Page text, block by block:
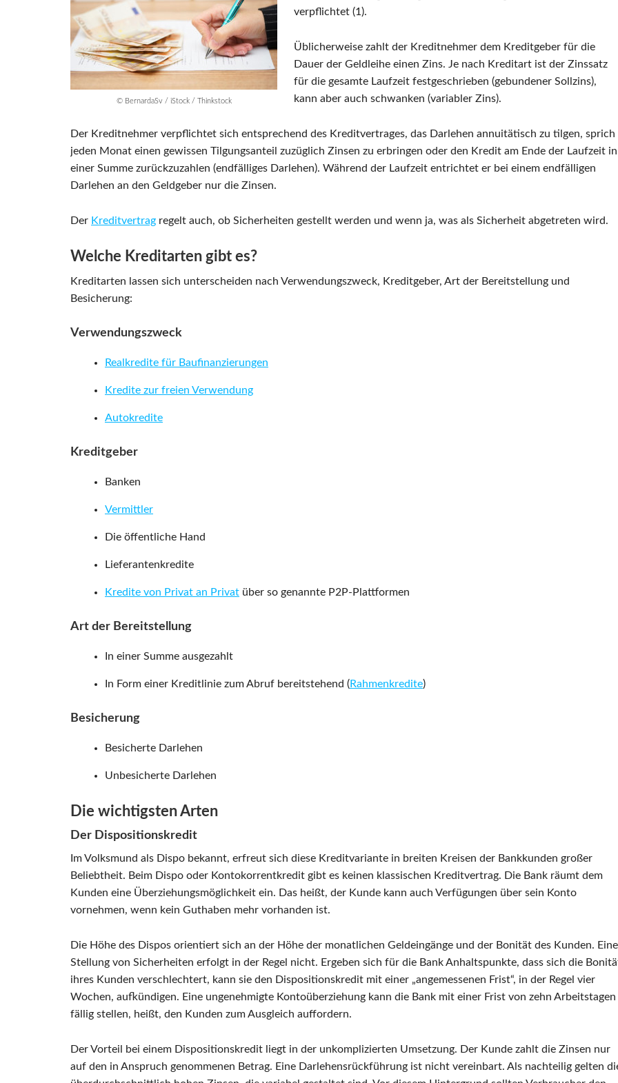
© BernardaSv / iStock / Thinkstock
verpflichtet (1).
Üblicherweise zahlt der Kreditnehmer dem Kreditgeber für die
Dauer der Geldleihe einen Zins. Je nach Kreditart ist der Zinssatz
für die gesamte Laufzeit festgeschrieben (gebundener Sollzins),
kann aber auch schwanken (variabler Zins).
Der Kreditnehmer verpflichtet sich entsprechend des Kreditvertrages, das Darlehen annuitätisch zu tilgen, sprich
jeden Monat einen gewissen Tilgungsanteil zuzüglich Zinsen zu erbringen oder den Kredit am Ende der Laufzeit in
einer Summe zurückzuzahlen (endfälliges Darlehen). Während der Laufzeit entrichtet er bei einem endfälligen
Darlehen an den Geldgeber nur die Zinsen.
Der Kreditvertrag regelt auch, ob Sicherheiten gestellt werden und wenn ja, was als Sicherheit abgetreten wird.
Welche Kreditarten gibt es?
Kreditarten lassen sich unterscheiden nach Verwendungszweck, Kreditgeber, Art der Bereitstellung und
Besicherung:
Verwendungszweck
Realkredite für Baufinanzierungen
Kredite zur freien Verwendung
Autokredite
Kreditgeber
Banken
Vermittler
Die öffentliche Hand
Lieferantenkredite
Kredite von Privat an Privat über so genannte P2P-Plattformen
Art der Bereitstellung
In einer Summe ausgezahlt
In Form einer Kreditlinie zum Abruf bereitstehend (Rahmenkredite)
Besicherung
Besicherte Darlehen
Unbesicherte Darlehen
Die wichtigsten Arten
Der Dispositionskredit
Im Volksmund als Dispo bekannt, erfreut sich diese Kreditvariante in breiten Kreisen der Bankkunden großer
Beliebtheit. Beim Dispo oder Kontokorrentkredit gibt es keinen klassischen Kreditvertrag. Die Bank räumt dem
Kunden eine Überziehungsmöglichkeit ein. Das heißt, der Kunde kann auch Verfügungen über sein Konto
vornehmen, wenn kein Guthaben mehr vorhanden ist.
Die Höhe des Dispos orientiert sich an der Höhe der monatlichen Geldeingänge und der Bonität des Kunden. Eine
Stellung von Sicherheiten erfolgt in der Regel nicht. Ergeben sich für die Bank Anhaltspunkte, dass sich die
ihres Kunden verschlechtert, kann sie den Dispositionskredit mit einer „angemessenen Frist“, in der Regel vier
Wochen, aufkündigen. Eine ungenehmigte Kontoüberziehung kann die Bank mit einer Frist von zehn Arbeitstagen
fällig stellen, heißt, den Kunden zum Ausgleich auffordern.
Der Vorteil bei einem Dispositionskredit liegt in der unkomplizierten Umsetzung. Der Kunde zahlt die Zinsen nur
auf den in Anspruch genommenen Betrag. Eine Darlehensrückführung ist nicht vereinbart. Als nachteilig gelten